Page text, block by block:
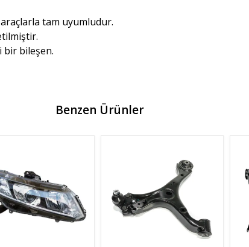
araçlarla tam uyumludur.
bir bileşen.
Benzen Ürünler